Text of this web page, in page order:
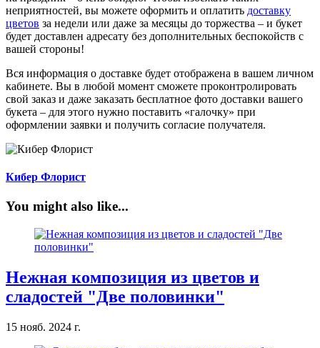
неприятностей, вы можете оформить и оплатить доставку
цветов за недели или даже за месяцы до торжества – и букет
будет доставлен адресату без дополнительных беспокойств с
вашей стороны!
Вся информация о доставке будет отображена в вашем личном
кабинете. Вы в любой момент сможете проконтролировать
свой заказ и даже заказать бесплатное фото доставки вашего
букета – для этого нужно поставить «галочку» при
оформлении заявки и получить согласие получателя.
Кибер Флорист
You might also like...
Нежная композиция из цветов и
сладостей "Две половинки"
15 нояб. 2024 г.